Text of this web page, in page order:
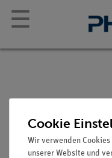
☰
Artikel-Nr.:
Cookie
Wir verwenden
unserer Website und